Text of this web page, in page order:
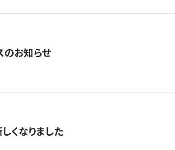
のお知らせ
くなりました